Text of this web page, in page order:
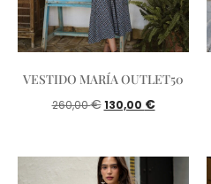
VESTIDO MARÍA OUTLET50
260,00€ 130,00 €